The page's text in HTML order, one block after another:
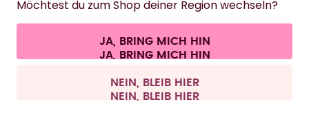
KONTAKT
Cookie-Einstellungen AGB Datenschutz
Alle Preise sind inklusive Mehrwertsteuer und zzgl. Versandkosten.
Möchtest du zum Shop deiner Region wechseln?
JA, BRING MICH HIN
NEIN, BLEIB HIER